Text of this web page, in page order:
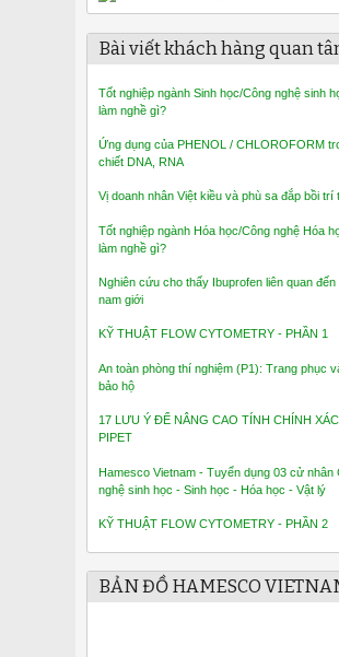
Bài viết khách hàng quan
Tốt nghiệp ngành Sinh học/Công nghệ sinh
làm nghề gì?
Ứng dụng của PHENOL / CHLOROFORM
chiết DNA, RNA
Vị doanh nhân Việt kiều và phù sa đắp bồi trí
Tốt nghiệp ngành Hóa học/Công nghệ Hóa
làm nghề gì?
Nghiên cứu cho thấy Ibuprofen liên quan
nam giới
KỸ THUẬT FLOW CYTOMETRY - PHẦN 1
An toàn phòng thí nghiệm (P1): Trang phục
bảo hộ
17 LƯU Ý ĐỂ NÂNG CAO TÍNH CHÍNH
PIPET
Hamesco Vietnam - Tuyển dụng 03 cử nhân
nghệ sinh học - Sinh học - Hóa học - Vật lý
KỸ THUẬT FLOW CYTOMETRY - PHẦN 2
BẢN ĐỒ HAMESCO